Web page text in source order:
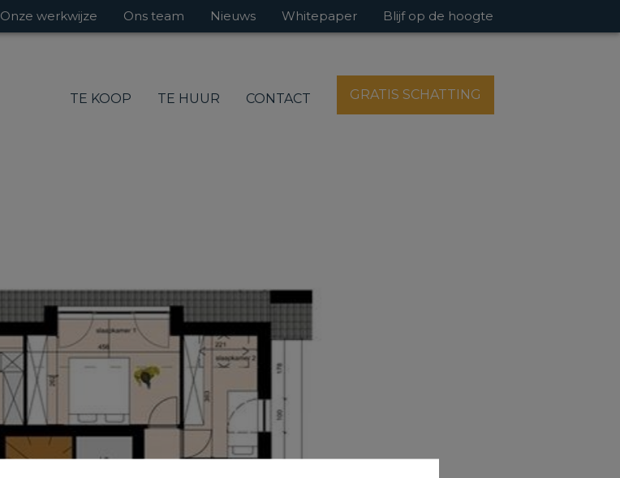
Onze werkwijze Ons team Nieuws Whitepaper Blijf op de hoogte
TE KOOP TE HUUR CONTACT GRATIS SCHATTING